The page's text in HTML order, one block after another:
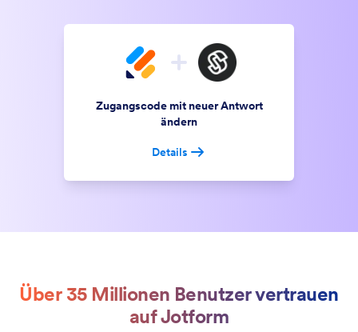
Zugangscode mit neuer Antwort
ändern
Details
Über 35 Millionen Benutzer vertrauen
auf Jotform